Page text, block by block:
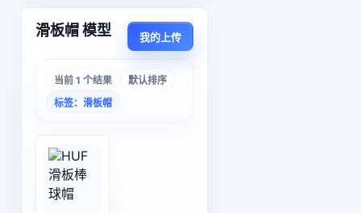
滑板帽 模型 我的上传
当前 1 个结果
默认排序
标签：滑板帽